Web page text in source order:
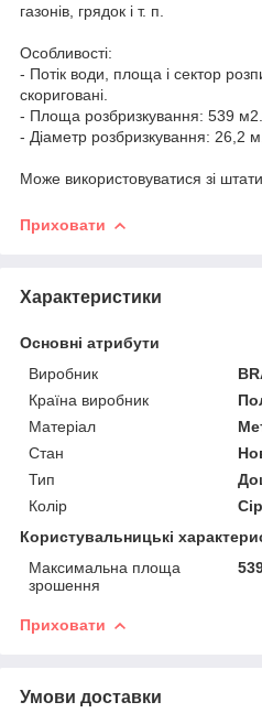
газонів, грядок і т. п.
Особливості:
- Потік води, площа і сектор
скориговані.
- Площа розбризкування: 539 м2.
- Діаметр розбризкування: 26,2 м.
Може використовуватися зі
Приховати
Характеристики
Основні атрибути
Виробник
Країна виробник
Матеріал
Стан
Тип
Колір
Користувальницькі
Максимальна площа
зрошення
Приховати
Умови доставки